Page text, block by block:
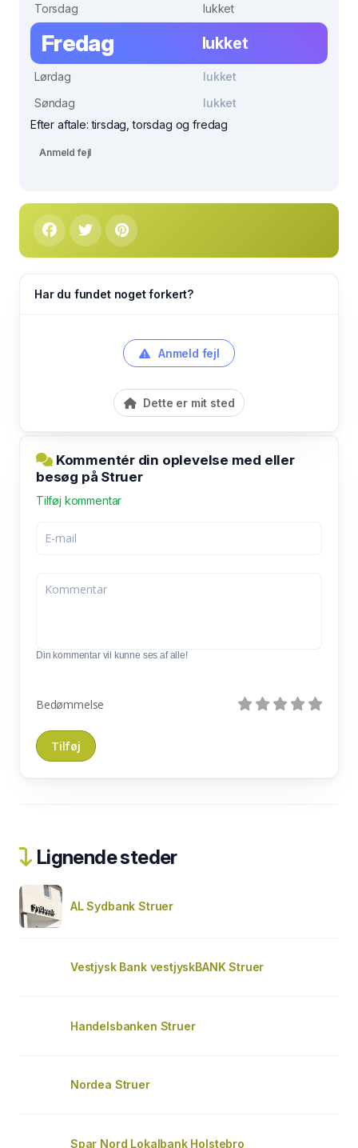
Torsdag
lukket
Fredag lukket
Lørdag
lukket
Søndag
lukket
Efter aftale: tirsdag, torsdag og fredag
Anmeld fejl
Har du fundet noget forkert?
Anmeld fejl
Dette er mit sted
Kommentér din oplevelse med eller
besøg på Struer
Tilføj kommentar
Din kommentar vil kunne ses af alle!
Bedømmelse
Lignende steder
AL Sydbank Struer
Vestjysk Bank vestjyskBANK Struer
Handelsbanken Struer
Nordea Struer
Spar Nord Lokalbank Holstebro